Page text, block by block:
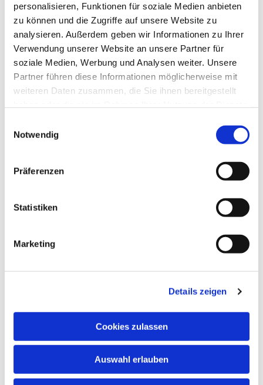
personalisieren, Funktionen für soziale Medien anbieten
zu können und die Zugriffe auf unsere Website zu
analysieren. Außerdem geben wir Informationen zu Ihrer
Verwendung unserer Website an unsere Partner für
soziale Medien, Werbung und Analysen weiter. Unsere
Partner führen diese Informationen möglicherweise mit
weiteren Daten zusammen, die Sie ihnen bereitgestellt
Notwendig
Präferenzen
Statistiken
Marketing
Details zeigen
Cookies zulassen
Auswahl erlauben